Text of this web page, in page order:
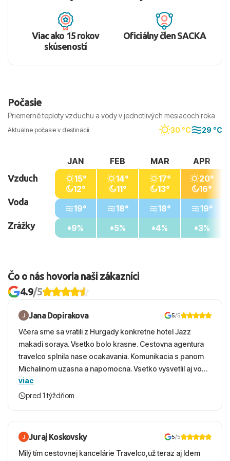
Viac ako 15 rokov
skúseností
Oficiálny člen SACKA
Počasie
Priemerné teploty vzduchu a vody v jednotlivých mesiacoch roka
Aktuálne počasie v destinácii 30 °C 29 °C
Vzduch
Voda
Zrážky
JAN
15°
12°
19°
9%
FEB
14°
11°
18°
5%
MAR
17°
13°
18°
4%
APR
20°
16°
19°
3%
Čo o nás hovoria naši zákazníci
4.9/5
Jana Dopirakova 5/5
Včera sme sa vratili z Hurgady konkretne hotel Jazz
makadi soraya. Vsetko bolo krasne. Cestovna agentura
travelco splnila nase ocakavania. Komunikacia s panom
Michalinom uzasna a napomocna. Vsetko vysvetlil aj vo
vecernych hodinach zaco sa ospravedlnujem. Hotel
krasny, cisty. Sluzby top. Strava, prostredie, more,
viac
pred 1 týždňom
Juraj Koskovsky 5/5
Milý tím cestovnej kancelárie Travelco,už teraz aj Idem